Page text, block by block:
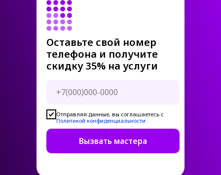
Отправляя данные, вы соглашаетесь с
Политикой конфиденциальности
Вызвать мастера
Оставьте свой номер
телефона и получите
скидку 35% на услуги